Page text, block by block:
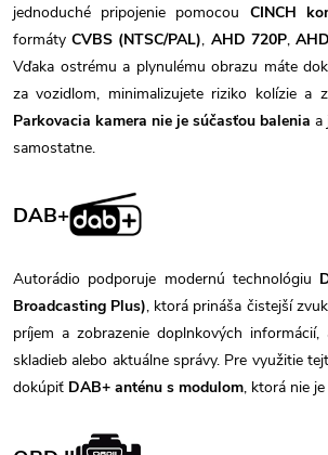
jednoduché pripojenie pomocou CINCH
formátyCVBS (NTSC/PAL), AHD 720P,
Vďaka ostrému a plynulému obrazu máte
za vozidlom, minimalizujete riziko kolízie a
Parkovacia kamera nie je súčasťou balenia a
samostatne.
DAB+
Autorádio podporuje modernú technológiu
Broadcasting Plus), ktorá prináša čistejší
príjem a zobrazenie doplnkových
skladieb alebo aktuálne správy. Pre využitie
dokúpiť DAB+ anténu s modulom, ktorá nie